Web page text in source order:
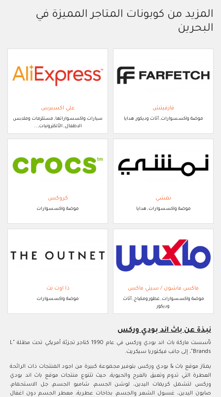
المزيد من كوبونات المتاجر المميزة في
البحرين
فارفيتش
موضة واكسسوارات, أثاث وديكور, هدايا
علي اكسبرس
سيارات واكسسواراتها, مستلزمات وملابس
الاطفال, الألكترونيات, ..
نمشي
موضة واكسسوارات, هدايا
كروكس
موضة واكسسوارات
ماكس فاشون / سيتي ماكس
موضة واكسسوارات, عطور ومكياج, أثاث
وديكور
ذا اوت نت
موضة واكسسوارات
نبذة عن باث اند بودي وركس
تأسست ماركة باث اند بودي وركس في عام 1990 كتاجر تجزئة أمريكي تحت مظلة "L
Brands"، إلى جانب فيكتوريا سيكريت.
يمتاز موقع باث & بودي وركس بتوفير مجموعة كبيرة من اجود المنتجات ذات الرائحة
العطرة التي تدوم وتعبق بالفرح والحيوية، حيث تتنوع منتجات موقع باث اند بودي
وركس لتشمل كريمات اليدين، لوشن الجسم، شامبو الجسم، جل الاستحمام،
صابون اليدين، غسول الشعر والجسم، بخاخات عطرية، معطر الجسم دون اغفال